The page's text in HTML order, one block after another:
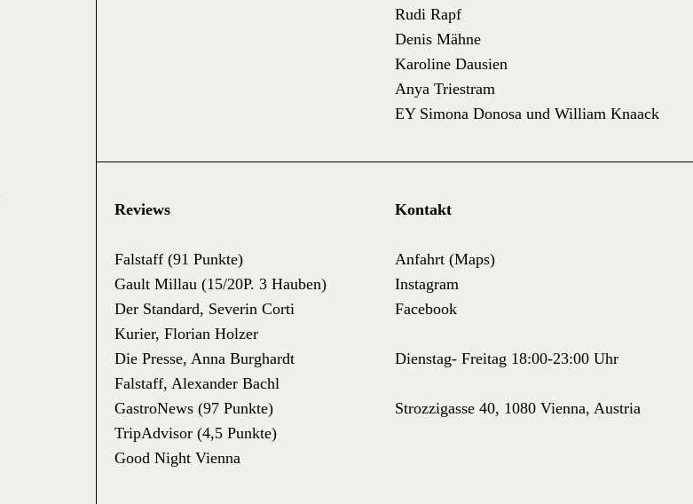
Rudi Rapf
Denis Mähne
Karoline Dausien
Anya Triestram
EY Simona Donosa und William Knaack
Reviews
Falstaff (91 Punkte)
Gault Millau (15/20P. 3 Hauben)
Der Standard, Severin Corti
Kurier, Florian Holzer
Die Presse, Anna Burghardt
Falstaff, Alexander Bachl
GastroNews (97 Punkte)
TripAdvisor (4,5 Punkte)
Good Night Vienna
Kontakt
Anfahrt (Maps)
Instagram
Facebook
Dienstag- Freitag 18:00-23:00 Uhr
Strozzigasse 40, 1080 Vienna, Austria